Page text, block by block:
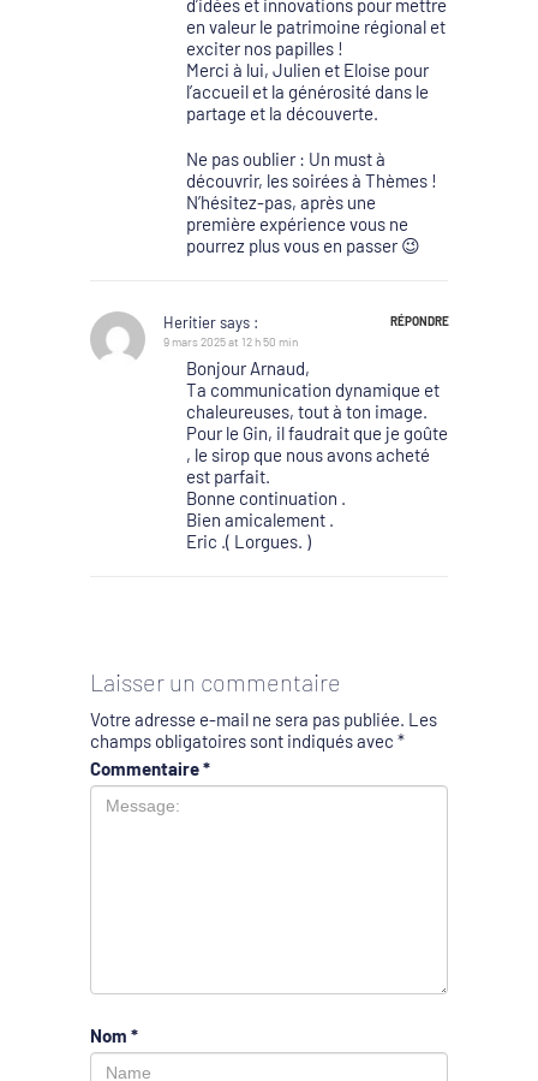
d’idées et innovations pour mettre
en valeur le patrimoine régional et
exciter nos papilles !
Merci à lui, Julien et Eloise pour
l’accueil et la générosité dans le
partage et la découverte.
Ne pas oublier : Un must à
découvrir, les soirées à Thèmes !
N’hésitez-pas, après une
première expérience vous ne
pourrez plus vous en passer 😉
Heritiersays :
RÉPONDRE
9 mars 2025 at 12 h 50 min
Bonjour Arnaud,
Ta communication dynamique et
chaleureuses, tout à ton image.
Pour le Gin, il faudrait que je goûte
, le sirop que nous avons acheté
est parfait.
Bonne continuation .
Bien amicalement .
Eric .( Lorgues. )
Laisser un commentaire
Votre adresse e-mail ne sera pas publiée. Les
champs obligatoires sont indiqués avec *
Commentaire*
Nom *